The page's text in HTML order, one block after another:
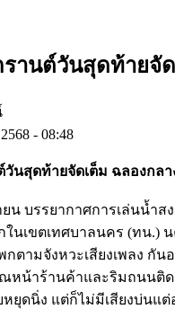
านต์วันสุดท้ายจั
- 08:48
นสุดท้ายจัดเต็ม ฉลองกลา
ยน บรรยากาศการเล่นน้
นเขตเทศบาลนคร (ทน.)
กตามจังหวะเสียงเพลง กั
หน้าร้านค้าและริมถนนติด
ยุดนิ่ง แต่ก็ไม่มีเสียงบ่นแ